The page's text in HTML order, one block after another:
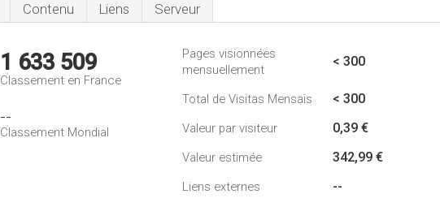
Contenu Liens Serveur
1 633 509
Classement en France
--
Classement Mondial
Pages visionnées
mensuellement
< 300
Total de Visitas Mensais < 300
Valeur par visiteur 0,39 €
Valeur estimée 342,99 €
Liens externes --